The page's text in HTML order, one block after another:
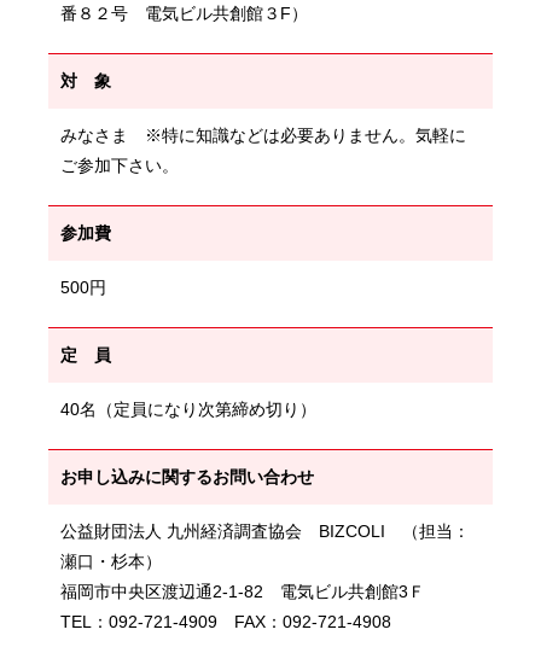
番８２号 電気ビル共創館３F）
対 象
みなさま ※特に知識などは必要ありません。気軽に
ご参加下さい。
参加費
500円
定 員
40名（定員になり次第締め切り）
お申し込みに関するお問い合わせ
公益財団法人 九州経済調査協会 BIZCOLI （担当：
瀬口・杉本）
福岡市中央区渡辺通2-1-82 電気ビル共創館3Ｆ
TEL：092-721-4909 FAX：092-721-4908